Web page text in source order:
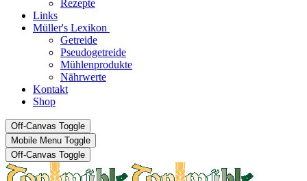
Rezepte
Links
Müller's Lexikon
Getreide
Pseudogetreide
Mühlenprodukte
Nährwerte
Kontakt
Shop
Off-Canvas Toggle
Mobile Menu Toggle
Off-Canvas Toggle